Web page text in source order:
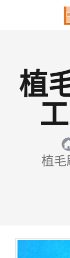
植
植